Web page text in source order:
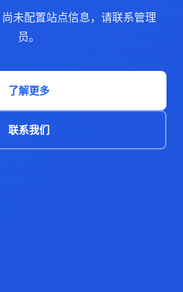
未配置站点信息，请联系管理
员。
了解更多
联系我们